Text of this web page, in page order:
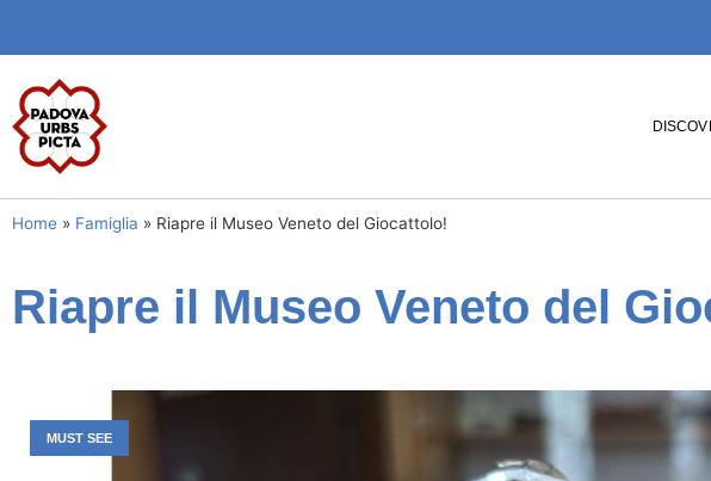
Home » Famiglia » Riapre il Museo Veneto del Giocattolo!
Riapre il Museo Veneto del
MUST SEE